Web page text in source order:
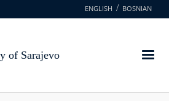
ENGLISH BOSNIAN
of Sarajevo